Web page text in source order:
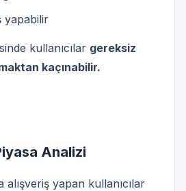
yapabilir
kullanıcılar gereksiz
kaçınabilir.
Analizi
alışveriş yapan kullanıcılar